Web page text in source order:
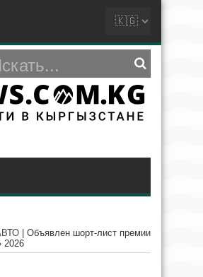
Объявлен шорт-лист премии
2026